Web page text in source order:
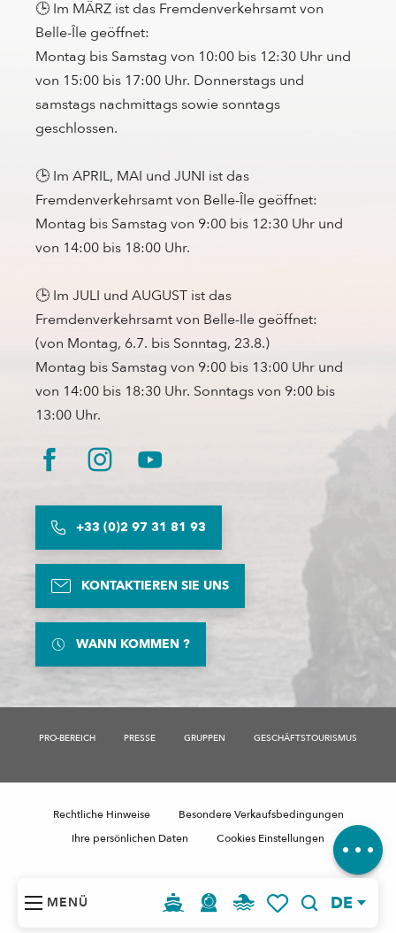
MENÜ DE
Service
Kommentare
🕒 Im MÄRZ ist das Fremdenverkehrsamt von
Belle-Île geöffnet:
Montag bis Samstag von 10:00 bis 12:30 Uhr und
von 15:00 bis 17:00 Uhr. Donnerstags und
samstags nachmittags sowie sonntags
geschlossen.
🕒 Im APRIL, MAI und JUNI ist das
Fremdenverkehrsamt von Belle-Île geöffnet:
Montag bis Samstag von 9:00 bis 12:30 Uhr und
von 14:00 bis 18:00 Uhr.
🕒 Im JULI und AUGUST ist das
Fremdenverkehrsamt von Belle-Ile geöffnet:
(von Montag, 6.7. bis Sonntag, 23.8.)
Montag bis Samstag von 9:00 bis 13:00 Uhr und
von 14:00 bis 18:30 Uhr. Sonntags von 9:00 bis
13:00 Uhr.
+33 (0)2 97 31 81 93
KONTAKTIEREN SIE UNS
WANN KOMMEN ?
PRO-BEREICH PRESSE GRUPPEN GESCHÄFTSTOURISMUS
Rechtliche Hinweise
Besondere Verkaufsbedingungen
Ihre persönlichen Daten
Cookies Einstellungen